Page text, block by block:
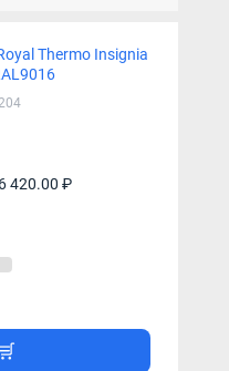
Thermo Insignia
420.00 ₽